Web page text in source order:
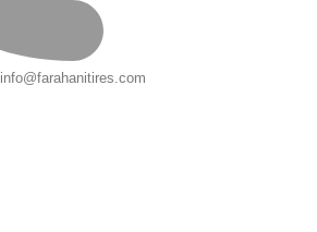
info@farahanitires.com